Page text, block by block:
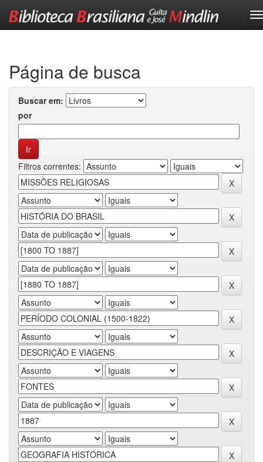
Página de busca
Buscar em:
por
Filtros correntes: